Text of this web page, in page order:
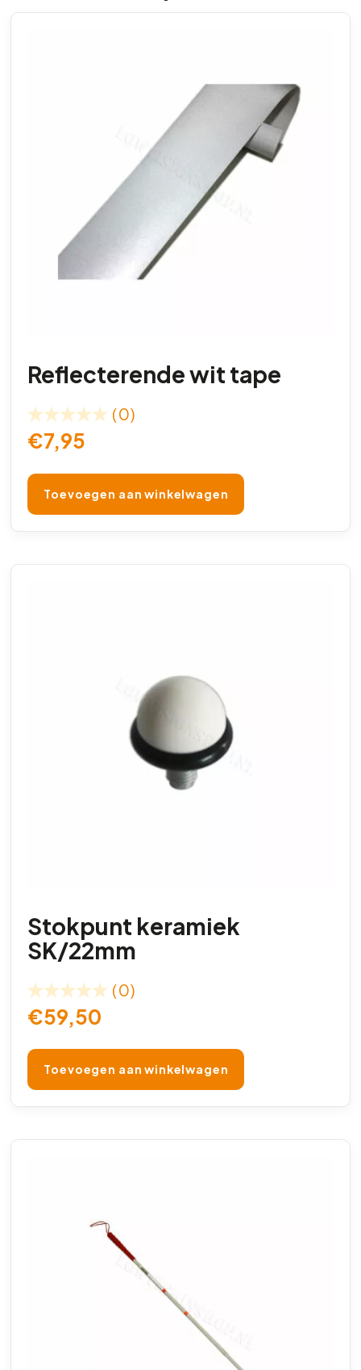
Reflecterende wit tape
(0)
€7,95
Toevoegen aan winkelwagen
Stokpunt keramiek
SK/22mm
(0)
€59,50
Toevoegen aan winkelwagen